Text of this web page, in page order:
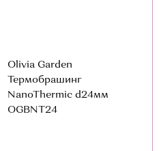
Olivia Garden
Термобрашинг
NanoThermic d24мм
OGBNT24